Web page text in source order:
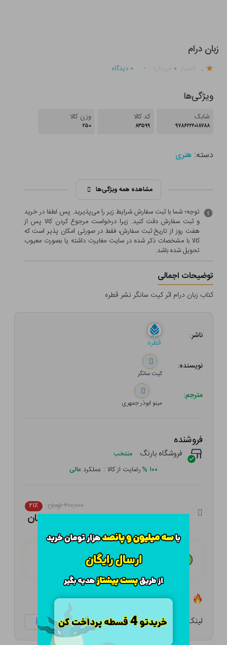
زبان درام
. ۰ ۰ دیدگاه
ویژگی‌ها
شابک
۹۷۸۶۲۲۲۰۱۸۷۸۸
کد کالا
۸۳۵۹۹
وزن کالا
۲۵۰
دسته:هنری
مشاهده همه ویژگی‌ها
توجه؛ شما با ثبت سفارش شرایط زیر را می‌پذیرید. پس لطفا در خرید
و ثبت سفارش دقت کنید. زیرا درخواست مرجوع کردن کالا پس از
هفت روز از تاریخ ثبت سفارش، فقط در صورتی امکان پذیر است که
کالا با مشخصات ذکر شده در سایت مغایرت داشته یا بصورت معيوب
تحویل شده باشد.
توضیحات اجمالی
کتاب زبان درام اثر کیت سانگر نشر قطره
ناشر:
قطره
نویسنده:
کیت سانگر
مترجم:
مینو ابوذر جمهری
فروشنده
فروشگاه بارنگ منتخب
۱۰۰ %رضایت از کالا | عملکرد عالی
۲۱۰,۰۰۰ تومان ۲۱٪
۱۶۵,۹۰۰ تومان
هـر قسط با تــرب‌پــی:
تعداد ۰ عدد در انبار موجود است
لینک کوتاه: ketabtala.com/sbp-41535